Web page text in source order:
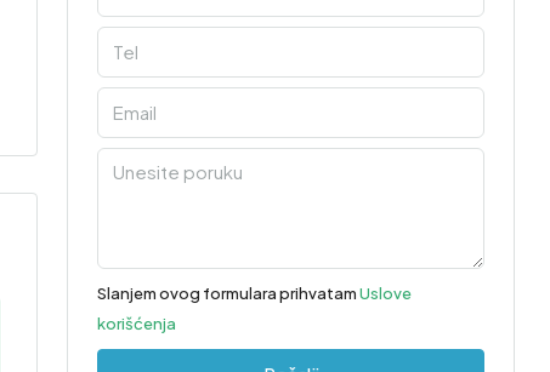
Slanjem ovog formulara prihvatamUslove
korišćenja